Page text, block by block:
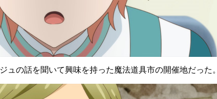
ュの話を聞いて興味を持った魔法道具市の開催地だった。